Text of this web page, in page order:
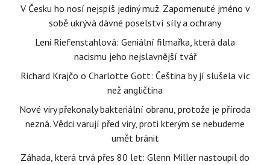
V Česku ho nosí nejspíš jediný muž. Zapomenuté jméno v
sobě ukrývá dávné poselství síly a ochrany
Leni Riefenstahlová: Geniální filmařka, která dala
nacismu jeho nejslavnější tvář
Richard Krajčo o Charlotte Gott: Čeština by jí slušela víc
než angličtina
Nové viry překonaly bakteriální obranu, protože je příroda
nezná. Vědci varují před viry, proti kterým se nebudeme
umět bránit
Záhada, která trvá přes 80 let: Glenn Miller nastoupil do